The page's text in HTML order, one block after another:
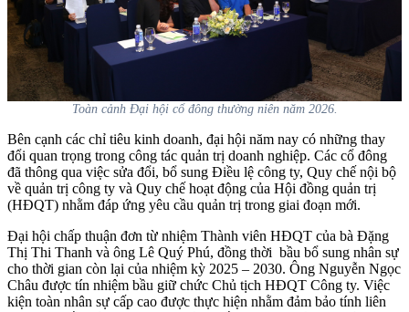
Toàn cảnh Đại hội cổ đông thường niên năm 2026.
Bên cạnh các chỉ tiêu kinh doanh, đại hội năm nay có những thay
đổi quan trọng trong công tác quản trị doanh nghiệp. Các cổ đông
đã thông qua việc sửa đổi, bổ sung Điều lệ công ty, Quy chế nội bộ
về quản trị công ty và Quy chế hoạt động của Hội đồng quản trị
(HĐQT) nhằm đáp ứng yêu cầu quản trị trong giai đoạn mới.
Đại hội chấp thuận đơn từ nhiệm Thành viên HĐQT của bà Đặng
Thị Thi Thanh và ông Lê Quý Phú, đồng thời bầu bổ sung nhân sự
cho thời gian còn lại của nhiệm kỳ 2025 – 2030. Ông Nguyễn Ngọc
Châu được tín nhiệm bầu giữ chức Chủ tịch HĐQT Công ty. Việc
kiện toàn nhân sự cấp cao được thực hiện nhằm đảm bảo tính liên